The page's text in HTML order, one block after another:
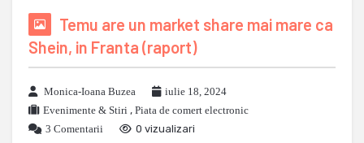
Temu are un market share mai mare ca
Shein, in Franta (raport)
Monica-Ioana Buzea
iulie 18, 2024
Evenimente & Stiri , Piata de comert electronic
3 Comentarii
0 vizualizari